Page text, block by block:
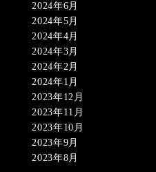
2024年6月
2024年5月
2024年4月
2024年3月
2024年2月
2024年1月
2023年12月
2023年11月
2023年10月
2023年9月
2023年8月